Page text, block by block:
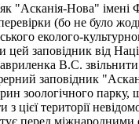
як "Асканія-Нова"
(бо не було
еколого-
заповідник від
В.С.
заповідник
зоологічного
території
перед міжнародними